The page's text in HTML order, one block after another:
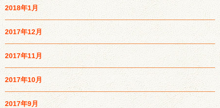
2018年1月
2017年12月
2017年11月
2017年10月
2017年9月